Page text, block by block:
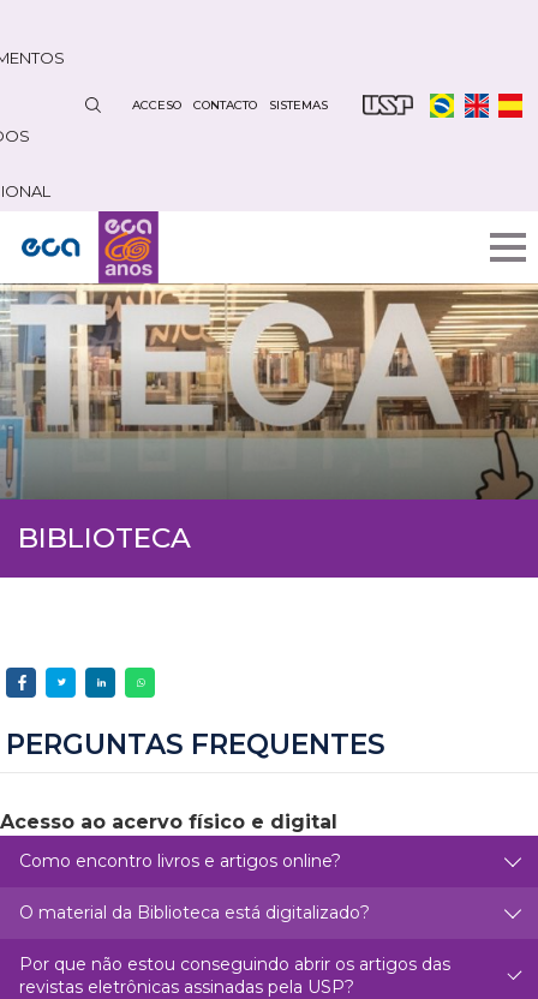
contenido
ACCESO CONTACTO SISTEMAS
BIBLIOTECA
PERGUNTAS FREQUENTES
Acesso ao acervo físico e digital
Como encontro livros e artigos online?
O material da Biblioteca está digitalizado?
Por que não estou conseguindo abrir os artigos das
revistas eletrônicas assinadas pela USP?